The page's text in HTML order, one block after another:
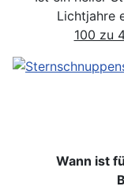
Lichtjahre
100 zu
Wann ist